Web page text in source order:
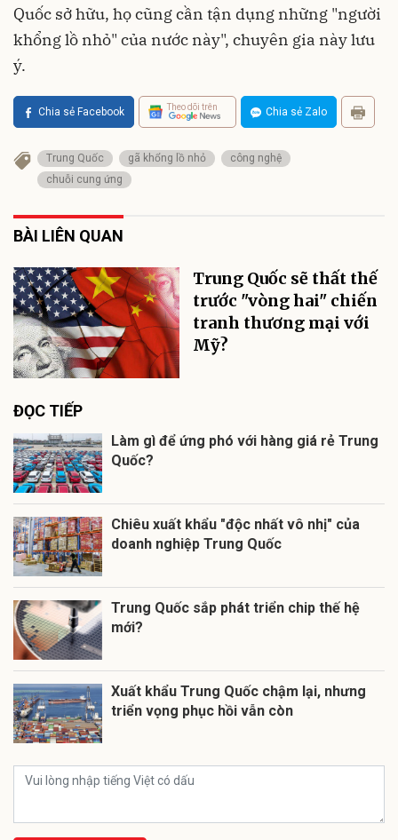
Quốc sở hữu, họ cũng cần tận dụng những "người
khổng lồ nhỏ" của nước này", chuyên gia này lưu
ý.
Chia sẻ Facebook Theo dõi trên Chia sẻ Zalo
Trung Quốc gã khổng lồ nhỏ
công nghệ
chuỗi cung ứng
BÀI LIÊN QUAN
Trung Quốc sẽ thất thế
trước "vòng hai" chiến
tranh thương mại với
Mỹ?
ĐỌC TIẾP
Làm gì để ứng phó với hàng giá rẻ Trung
Quốc?
Chiêu xuất khẩu "độc nhất vô nhị" của
doanh nghiệp Trung Quốc
Trung Quốc sắp phát triển chip thế hệ
mới?
Xuất khẩu Trung Quốc chậm lại, nhưng
triển vọng phục hồi vẫn còn